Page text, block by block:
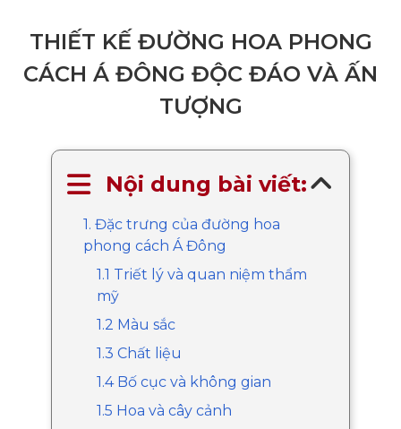
THIẾT KẾ ĐƯỜNG HOA PHONG
CÁCH Á ĐÔNG ĐỘC ĐÁO VÀ ẤN
TƯỢNG
Nội dung bài viết:
1. Đặc trưng của đường hoa
phong cách Á Đông
1.1 Triết lý và quan niệm thẩm
mỹ
1.2 Màu sắc
1.3 Chất liệu
1.4 Bố cục và không gian
1.5 Hoa và cây cảnh